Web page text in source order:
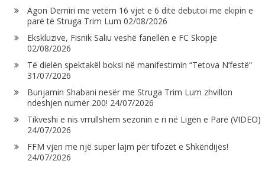
Agon Demiri me vetëm 16 vjet e 6 ditë debutoi me ekipin e
parë të Struga Trim Lum 02/08/2026
Ekskluzive, Fisnik Saliu veshë fanellën e FC Skopje
02/08/2026
Të dielën spektakël boksi në manifestimin “Tetova N’festë”
31/07/2026
Bunjamin Shabani nesër me Struga Trim Lum zhvillon
ndeshjen numër 200! 24/07/2026
Tikveshi e nis vrrullshëm sezonin e ri në Ligën e Parë (VIDEO)
24/07/2026
FFM vjen me një super lajm për tifozët e Shkëndijës!
24/07/2026